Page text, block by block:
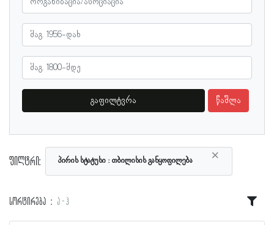
გაფილტვრა წაშლა
ფილტრი: ×
პირის სტატუსი თბილისის განყოფილება
სორტირება ა - ჰ